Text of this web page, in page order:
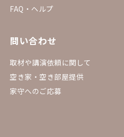
FAQ・ヘルプ
問い合わせ
取材や講演依頼に関して
空き家・空き部屋提供
家守へのご応募